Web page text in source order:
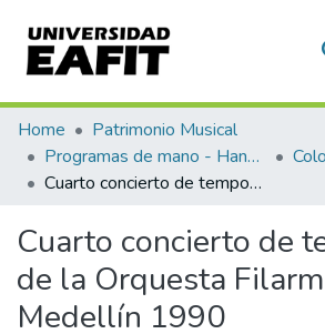
Communities & Collections
All of DSpace
Home
Patrimonio Musical
Programas de mano - Hand programs
Cuarto concierto de temporada de la Orquesta Filarmónica de Medellín 1990
Cuarto concierto de
de la Orquesta
Medellín 1990